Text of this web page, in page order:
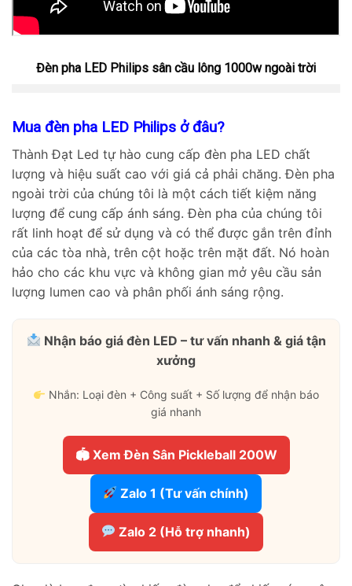
Đèn pha LED Philips sân cầu lông 1000w ngoài trời
Mua đèn pha LED Philips ở đâu?
Thành Đạt Led tự hào cung cấp đèn pha LED chất
lượng và hiệu suất cao với giá cả phải chăng. Đèn pha
ngoài trời của chúng tôi là một cách tiết kiệm năng
lượng để cung cấp ánh sáng. Đèn pha của chúng tôi
rất linh hoạt để sử dụng và có thể được gắn trên đỉnh
của các tòa nhà, trên cột hoặc trên mặt đất. Nó hoàn
hảo cho các khu vực và không gian mở yêu cầu sản
lượng lumen cao và phân phối ánh sáng rộng.
Nhận báo giá đèn LED – tư vấn nhanh & giá tận
xưởng
Nhắn: Loại đèn + Công suất + Số lượng để nhận báo
giá nhanh
🏟 Xem Đèn Sân Pickleball 200W
Zalo 1 (Tư vấn chính)
Zalo 2 (Hỗ trợ nhanh)